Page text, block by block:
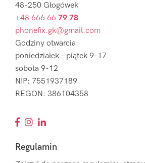
48-250 Głogówek
+48 666 66 79 78
phonefix.gk@gmail.com
Godziny otwarcia:
poniedziałek – piątek 9-17
sobota 9-12
NIP: 7551937189
REGON: 386104358
Regulamin